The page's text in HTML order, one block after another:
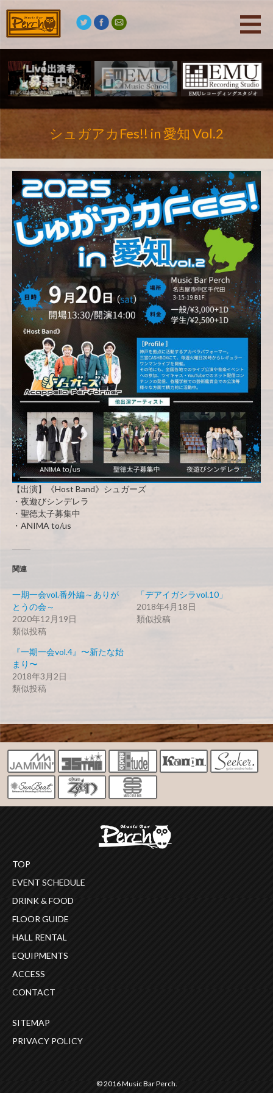
シュガアカFes!! in 愛知 Vol.2
【出演】《Host Band》シュガーズ
・夜遊びシンデレラ
・聖徳太子募集中
・ANIMA to/us
関連
一期一会vol.番外編～ありが
とうの会～
2020年12月19日
類似投稿
「デアイガシラvol.10」
2018年4月18日
類似投稿
『一期一会vol.4』〜新たな始
まり〜
2018年3月2日
類似投稿
TOP
EVENT SCHEDULE
DRINK & FOOD
FLOOR GUIDE
HALL RENTAL
EQUIPMENTS
ACCESS
CONTACT
SITEMAP
PRIVACY POLICY
© 2016 Music Bar Perch.